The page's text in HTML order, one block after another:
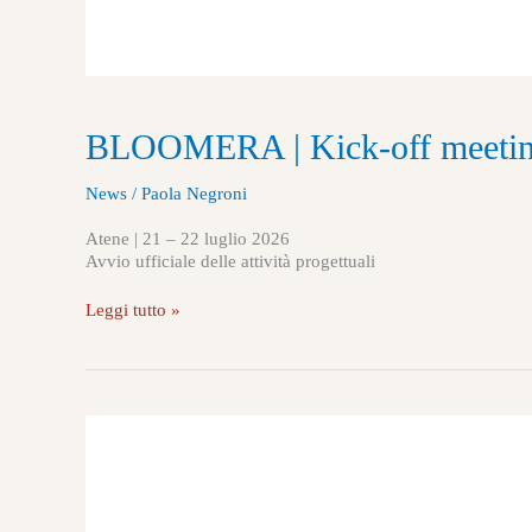
BLOOMERA | Kick-off
News / Paola Negroni
Atene | 21 – 22 luglio 2026
Avvio ufficiale delle attività progettuali
Leggi tutto »